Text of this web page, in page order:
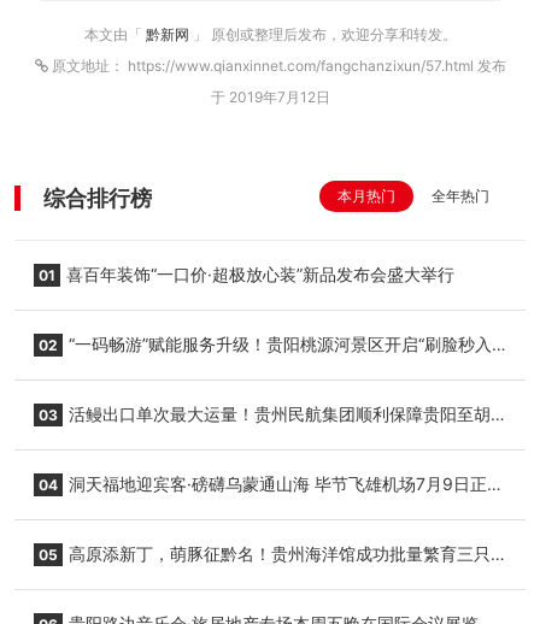
本文由「 黔新网 」 原创或整理后发布，欢迎分享和转发。
原文地址： https://www.qianxinnet.com/fangchanzixun/57.html 发布
于 2019年7月12日
综合排行榜 本月热门 全年热门
01 喜百年装饰“一口价·超极放心装”新品发布会盛大举行
02 “一码畅游”赋能服务升级！贵阳桃源河景区开启“刷脸秒入
03 活鳗出口单次最大运量！贵州民航集团顺利保障贵阳至胡
04 洞天福地迎宾客·磅礴乌蒙通山海 毕节飞雄机场7月9日正式
05 高原添新丁，萌豚征黔名！贵州海洋馆成功批量繁育三只